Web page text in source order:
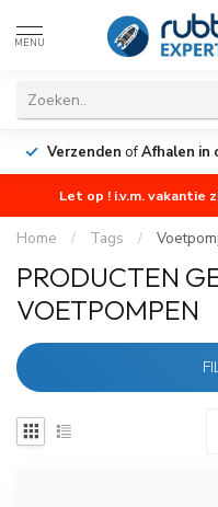
MENU
Verzenden ofAfhalen in
Let op ! i.v.m. vakantie
Home / Tags /
PRODUCTEN
VOETPOMPEN